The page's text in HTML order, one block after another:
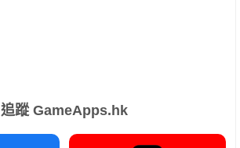
追蹤 GameApps.hk